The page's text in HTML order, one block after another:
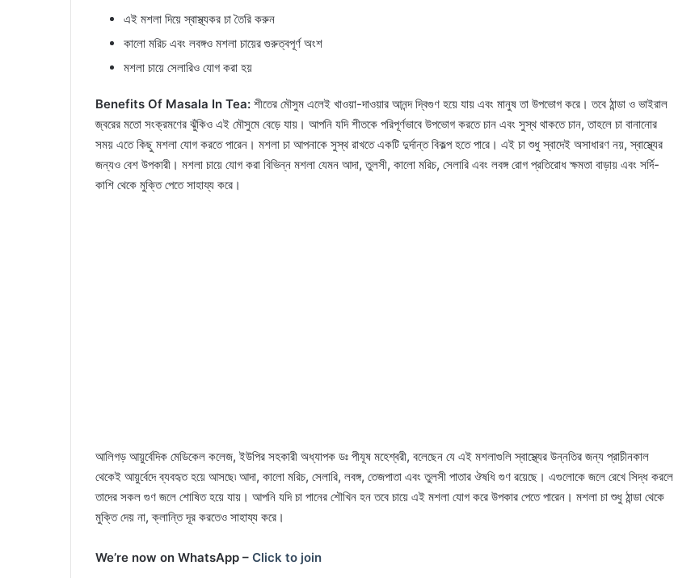
এই মশলা দিয়ে স্বাস্থ্যকর চা তৈরি করুন
কালো মরিচ এবং লবঙ্গও মশলা চায়ের গুরুত্বপূর্ণ অংশ
মশলা চায়ে সেলারিও যোগ করা হয়
Benefits Of Masala In Tea: শীতের মৌসুম এলেই খাওয়া-দাওয়ার আনন্দ দ্বিগুণ হয়ে যায় এবং মানুষ তা উপভোগ করে। তবে ঠান্ডা ও ভাইরাল
জ্বরের মতো সংক্রমণের ঝুঁকিও এই মৌসুমে বেড়ে যায়। আপনি যদি শীতকে পরিপূর্ণভাবে উপভোগ করতে চান এবং সুস্থ থাকতে চান, তাহলে চা বানানোর
সময় এতে কিছু মশলা যোগ করতে পারেন। মশলা চা আপনাকে সুস্থ রাখতে একটি দুর্দান্ত বিকল্প হতে পারে। এই চা শুধু স্বাদেই অসাধারণ নয়, স্বাস্থ্যের
জন্যও বেশ উপকারী। মশলা চায়ে যোগ করা বিভিন্ন মশলা যেমন আদা, তুলসী, কালো মরিচ, সেলারি এবং লবঙ্গ রোগ প্রতিরোধ ক্ষমতা বাড়ায় এবং সর্দি-
কাশি থেকে মুক্তি পেতে সাহায্য করে।
আলিগড় আয়ুর্বেদিক মেডিকেল কলেজ, ইউপির সহকারী অধ্যাপক ডঃ পীযূষ মহেশ্বরী, বলেছেন যে এই মশলাগুলি স্বাস্থ্যের উন্নতির জন্য প্রাচীনকাল
থেকেই আয়ুর্বেদে ব্যবহৃত হয়ে আসছে৷ আদা, কালো মরিচ, সেলারি, লবঙ্গ, তেজপাতা এবং তুলসী পাতার ঔষধি গুণ রয়েছে। এগুলোকে জলে রেখে সিদ্ধ করলে
তাদের সকল গুণ জলে শোষিত হয়ে যায়। আপনি যদি চা পানের শৌখিন হন তবে চায়ে এই মশলা যোগ করে উপকার পেতে পারেন। মশলা চা শুধু ঠান্ডা থেকে
মুক্তি দেয় না, ক্লান্তি দূর করতেও সাহায্য করে।
We’re now on WhatsApp – Click to join